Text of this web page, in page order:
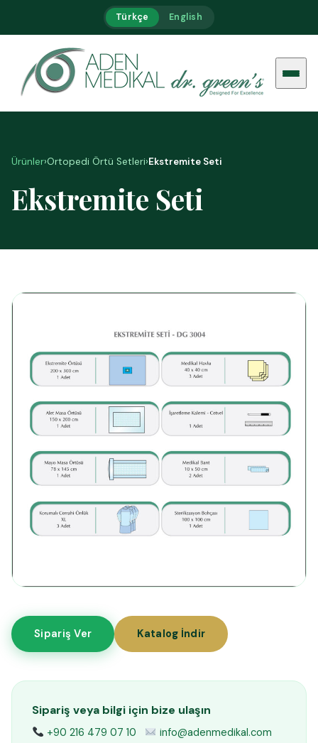
Türkçe English
Ürünler›Ortopedi Örtü Setleri›Ekstremite Seti
Ekstremite Seti
Sipariş Ver Katalog İndir
Sipariş veya bilgi için bize ulaşın
+90 216 479 07 10 info@adenmedikal.com